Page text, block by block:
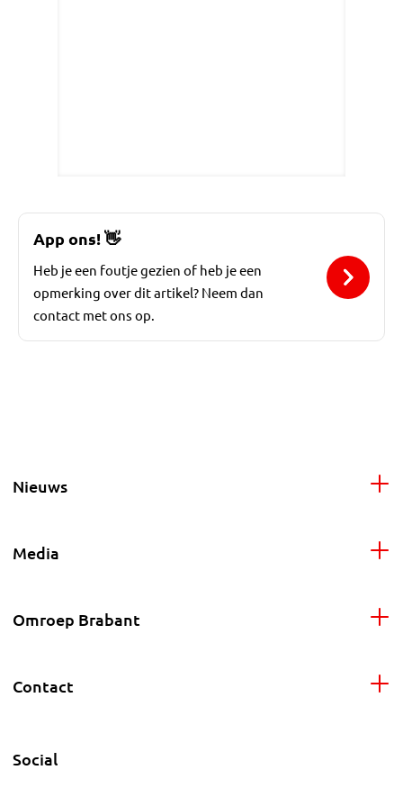
App ons!👋
Heb je een foutje gezien of heb je een
opmerking over dit artikel? Neem dan
contact met ons op.
Nieuws
Media
Omroep Brabant
Contact
Social